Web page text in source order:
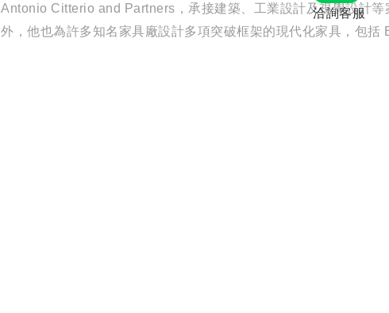
Antonio Citterio and Partners，承接建築、工業設計及視覺設計等
外，他也為許多知名家具廠設計多項突破框架的現代化家具，包括
洽詢客服